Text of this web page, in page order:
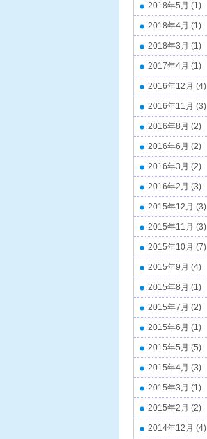
2018年5月 (1)
2018年4月 (1)
2018年3月 (1)
2017年4月 (1)
2016年12月 (4)
2016年11月 (3)
2016年8月 (2)
2016年6月 (2)
2016年3月 (2)
2016年2月 (3)
2015年12月 (3)
2015年11月 (3)
2015年10月 (7)
2015年9月 (4)
2015年8月 (1)
2015年7月 (2)
2015年6月 (1)
2015年5月 (5)
2015年4月 (3)
2015年3月 (1)
2015年2月 (2)
2014年12月 (4)